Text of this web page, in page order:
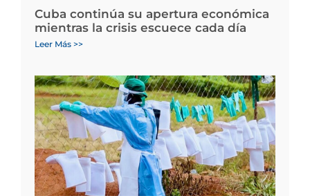
Cuba continúa su apertura económica
mientras la crisis escuece cada día
Leer Más >>